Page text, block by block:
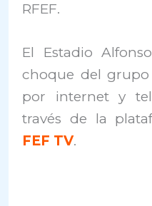
RFEF.
El Estadio
choque del
por internet y
través de la
FEF TV.